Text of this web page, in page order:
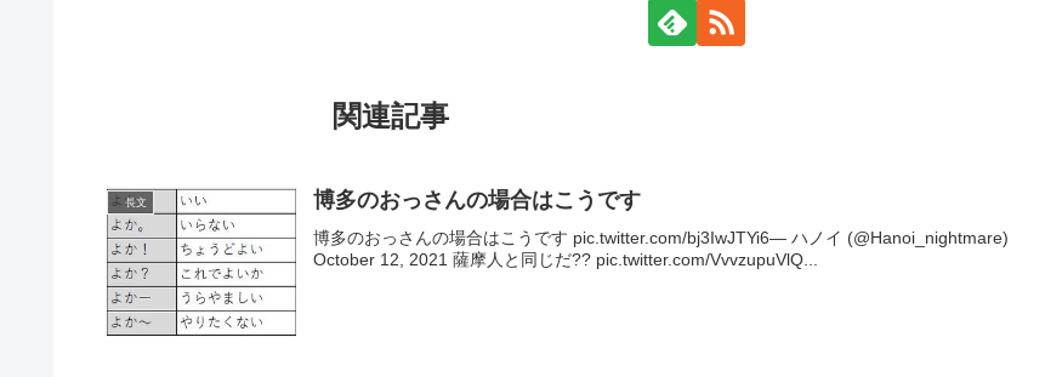
関連記事
長文 博多のおっさんの場合はこうです
博多のおっさんの場合はこうです pic.twitter.com/bj3IwJTYi6— ハノイ (@Hanoi_nightmare)
October 12, 2021 薩摩人と同じだ?? pic.twitter.com/VvvzupuVlQ...